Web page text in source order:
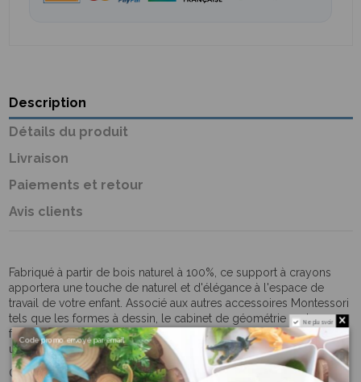
Description
Détails du produit
Livraison
Paiements et retour
Avis clients
Fabriqué à partir de bois naturel à 100%, ce support à crayons
apportera une touche de naturel et d'élégance à l'espace de
travail de votre enfant. Associé aux autres accessoires Montessori
tels que les formes à dessin, le cabinet de géométrie ou les
fractions métalliques, il permettra à votre enfant de travailler dans
un environnement propice à l'apprentissage.
Commandez dès maintenant notre support à crayons en bois
Ne plus voir
Code promo envoyé par email